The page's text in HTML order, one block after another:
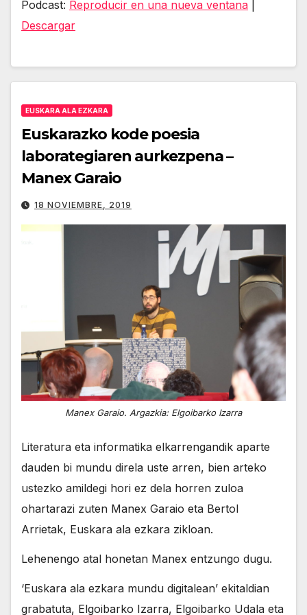
Podcast: Reproducir en una nueva ventana
Descargar
EUSKARA ALA EZKARA
Euskarazko kode poesia
laborategiaren aurkezpena –
Manex Garaio
18 NOVIEMBRE, 2019
Manex Garaio. Argazkia: Elgoibarko Izarra
Literatura eta informatika elkarrengandik aparte
dauden bi mundu direla uste arren, bien arteko
ustezko amildegi hori ez dela horren zuloa
ohartarazi zuten Manex Garaio eta Bertol
Arrietak, Euskara ala ezkara zikloan.
Lehenengo atal honetan Manex entzungo dugu.
‘Euskara ala ezkara mundu digitalean’ ekitaldian
grabatuta, Elgoibarko Izarra, Elgoibarko Udala eta